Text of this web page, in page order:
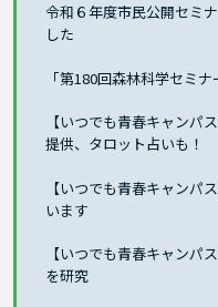
令和６年度市民公開セミ
した
「第180回森林科学セミ
【いつでも青春キャンパ
提供、タロット占いも！
【いつでも青春キャンパ
います
【いつでも青春キャンパ
を研究